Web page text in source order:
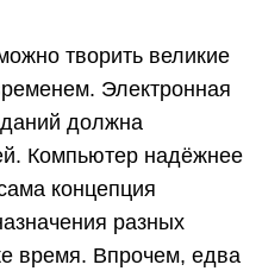
творить великие
Электронная
должна
Компьютер надёжнее
концепция
разных
время. Впрочем, едва